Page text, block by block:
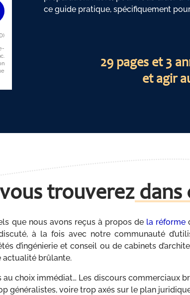
ce guide pratique, spécifiquement
29 pages et 3
et agir
trouverez dans
que nous avons reçus à propos de la réforme
à la fois avec notre communauté
d’ingénierie et conseil ou de cabinets
actualité brûlante.
au choix immédiat… Les discours commerciaux
généralistes, voire trop axés sur le plan